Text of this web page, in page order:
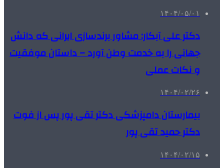
۱۴۰۴/۰۵/۰۱
دکتر علی آبکار: مشاور برندسازی ایرانی که دانش
جهانی را به خدمت وطن آورد – داستان موفقیت
و نکات عملی
۱۴۰۴/۰۲/۲۶
بیمارستان دامپزشکی دکتر تقی پور پس از فوت
دکتر حمید تقی پور
۱۴۰۴/۰۲/۱۵